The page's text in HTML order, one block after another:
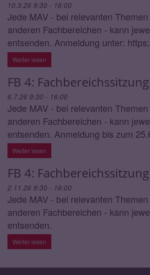
10.3.26 9:30 - 16:00
Jede MAV - bei relevanten
anderen Fachbereichen - kann
entsenden. Anmeldung unter:
Weiter lesen
FB 4: Fachbereichssitzung
6.7.26 9:30 - 16:00
Jede MAV - bei relevanten
anderen Fachbereichen - kann
entsenden. Anmeldung bis zum
Weiter lesen
FB 4: Fachbereichssitzung
2.11.26 9:30 - 16:00
Jede MAV - bei relevanten
anderen Fachbereichen - kann
entsenden.
Weiter lesen